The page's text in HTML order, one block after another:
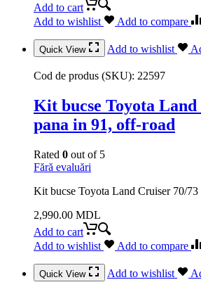
Add to cart
Add to wishlist
Add to compare
Quick View Add to wishlist
Cod de produs (SKU): 22597
Kit bucse Toyota
pana in 91, off-road
Rated 0 out of 5
Fără evaluări
Kit bucse Toyota Land Cruiser 70/
2,990.00 MDL
Add to cart
Add to wishlist
Add to compare
Quick View Add to wishlist